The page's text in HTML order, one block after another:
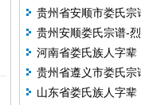
一家亲酒
贵州省安顺市娄氏宗
贵州安顺娄氏宗谱-
流概述
河南省娄氏族人字辈
贵州省遵义市娄氏宗
山东省娄氏族人字辈